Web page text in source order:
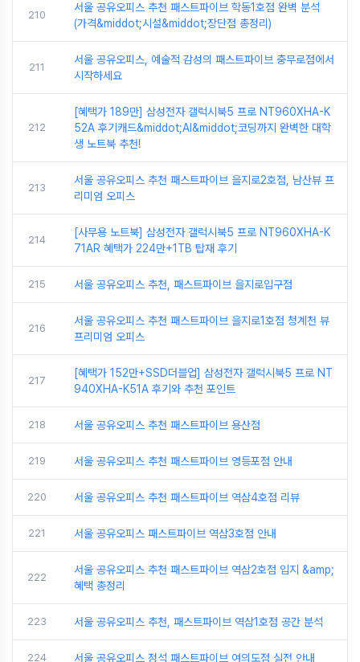
210
서울 공유오피스 추천 패스트파이브 학동1호점 완벽 분석
(가격&middot;시설&middot;장단점 총정리)
211
서울 공유오피스, 예술적 감성의 패스트파이브 충무로점에서
시작하세요
212
[혜택가 189만] 삼성전자 갤럭시북5 프로 NT960XHA-K
52A 후기캐드&middot;AI&middot;코딩까지 완벽한 대학
생 노트북 추천!
213
서울 공유오피스 추천 패스트파이브 을지로2호점, 남산뷰 프
리미엄 오피스
214
[사무용 노트북] 삼성전자 갤럭시북5 프로 NT960XHA-K
71AR 혜택가 224만+1TB 탑재 후기
215 서울 공유오피스 추천, 패스트파이브 을지로입구점
216
서울 공유오피스 추천 패스트파이브 을지로1호점 청계천 뷰
프리미엄 오피스
217
[혜택가 152만+SSD더블업] 삼성전자 갤럭시북5 프로 NT
940XHA-K51A 후기와 추천 포인트
218 서울 공유오피스 추천 패스트파이브 용산점
219 서울 공유오피스 추천 패스트파이브 영등포점 안내
220 서울 공유오피스 추천 패스트파이브 역삼4호점 리뷰
221 서울 공유오피스 패스트파이브 역삼3호점 안내
222
서울 공유오피스 추천 패스트파이브 역삼2호점 입지 &amp;
혜택 총정리
223 서울 공유오피스 추천, 패스트파이브 역삼1호점 공간 분석
224 서울 공유오피스 정석 패스트파이브 여의도점 실전 안내